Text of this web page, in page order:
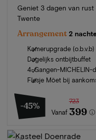
Geniet 3 dagen van
Twente
Arrangement 2
Kamerupgrade (o.b.v.b)
Dagelijks ontbijtbuffet
4-Gangen-MICHELIN-
Flesje Möet bij
-45%
Vanaf
723
399